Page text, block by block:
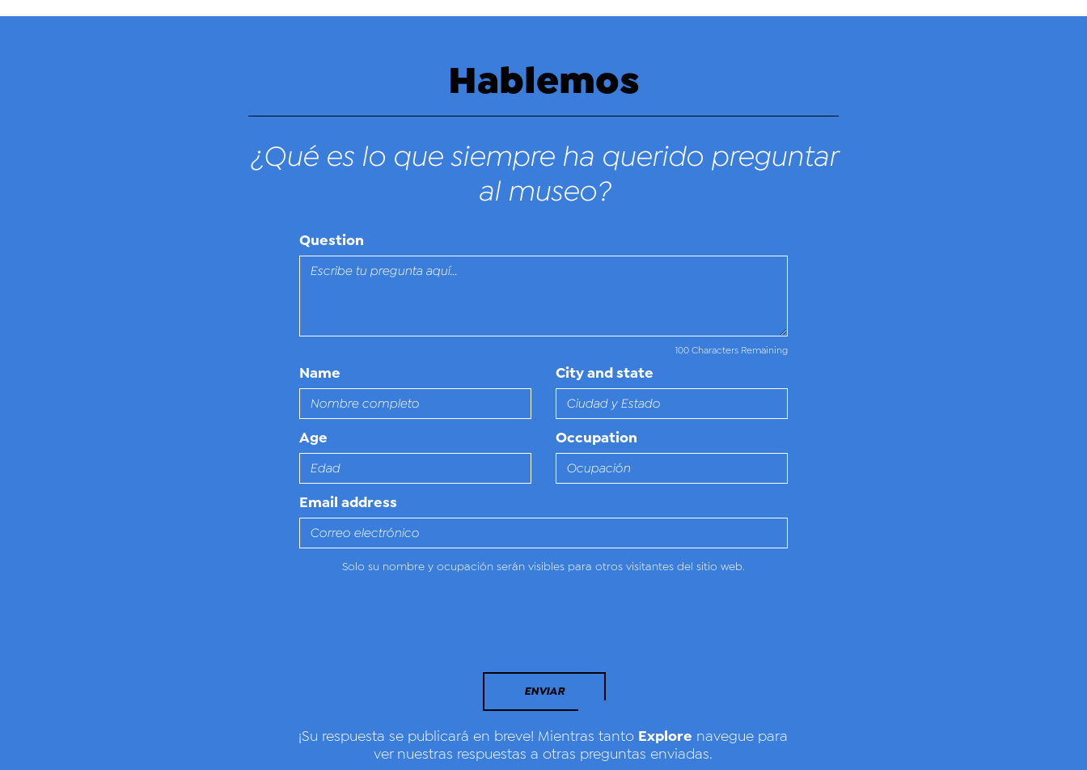
Hablemos
¿Qué es lo que siempre ha querido preguntar
al museo?
Question
100 Characters Remaining
Name City and state
Age Occupation
Email address
Solo su nombre y ocupación serán visibles para otros visitantes del sitio web.
ENVIAR
¡Su respuesta se publicará en breve! Mientras tanto Explore navegue para
ver nuestras respuestas a otras preguntas enviadas.